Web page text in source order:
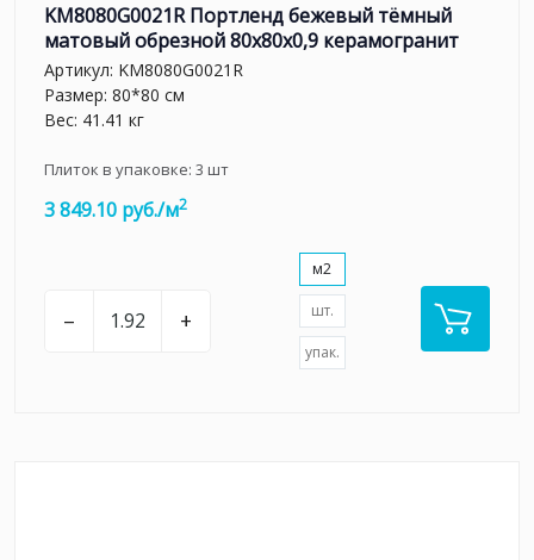
KM8080G0021R Портленд бежевый тёмный
матовый обрезной 80x80x0,9 керамогранит
Артикул: KM8080G0021R
Размер: 80*80 см
Вес: 41.41 кг
Плиток в упаковке: 3 шт
3 849.10 руб./м2
– +
м2
шт.
упак.